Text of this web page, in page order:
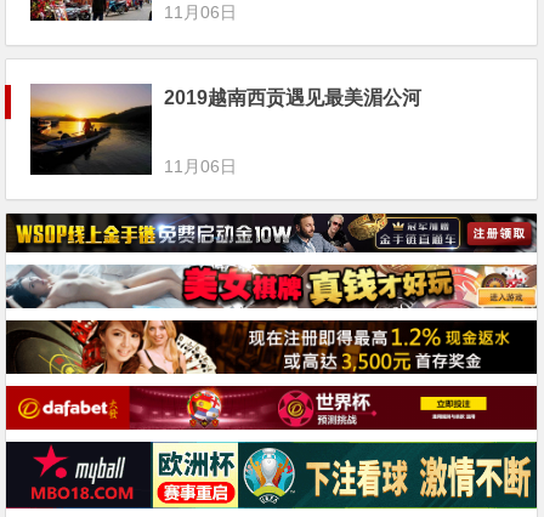
11月06日
2019越南西贡遇见最美湄公河
11月06日